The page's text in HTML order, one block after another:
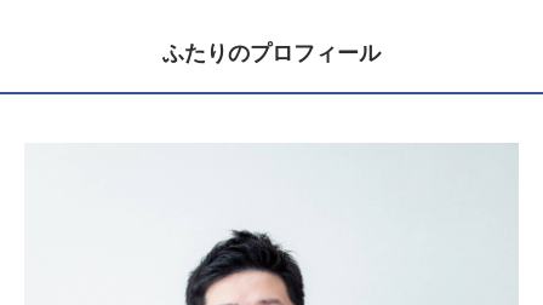
ふたりのプロフィール